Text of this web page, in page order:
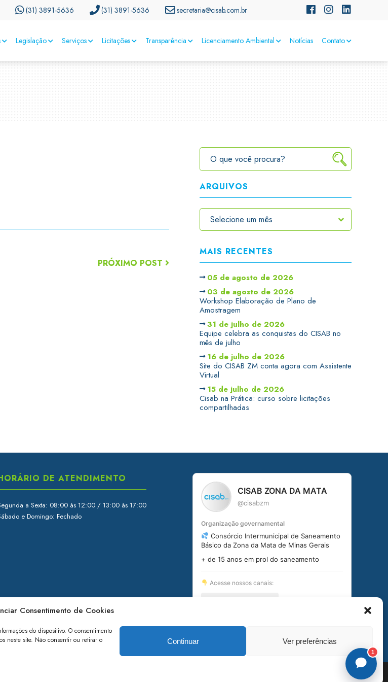
Consentimento de Cookies
do dispositivo. O consentimento
neste site. Não consentir ou retirar o
Continuar Ver preferências
(31) 3891-5636 (31) 3891-5636 secretaria@cisab.com.br
Legislação Serviços Licitações Transparência Licenciamento Ambiental Notícias Contato
PRÓXIMO POST
ARQUIVOS
MAIS RECENTES
05 de agosto de 2026
03 de agosto de 2026
Workshop Elaboração de Plano de
Amostragem
31 de julho de 2026
Equipe celebra as conquistas do CISAB no
mês de julho
16 de julho de 2026
Site do CISAB ZM conta agora com Assistente
Virtual
15 de julho de 2026
Cisab na Prática: curso sobre licitações
compartilhadas
DE ATENDIMENTO
a Sexta: 08:00 às 12:00 / 13:00 às 17:00
e Domingo: Fechado
CISAB ZONA DA MATA
@cisabzm
Organização governamental
Consórcio Intermunicipal de Saneamento
Básico da Zona da Mata de Minas Gerais
+ de 15 anos em prol do saneamento
Acesse nossos canais:
CISSA
Assistente Virtual do CISAB
1